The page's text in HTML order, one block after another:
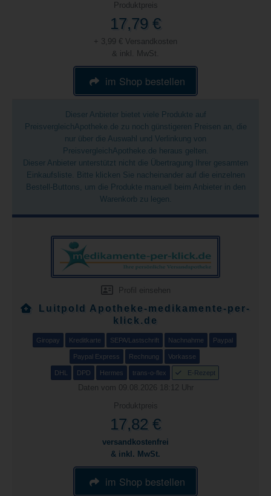
Produktpreis
17,79 €
+ 3,99 € Versandkosten
& inkl. MwSt.
im Shop bestellen
Dieser Anbieter bietet viele Produkte auf
PreisvergleichApotheke.de zu noch günstigeren Preisen an, die
nur über die Auswahl und Verlinkung von
PreisvergleichApotheke.de heraus gelten.
Dieser Anbieter unterstützt nicht die Übertragung Ihrer gesamten
Einkaufsliste. Bitte klicken Sie nacheinander auf die einzelnen
Bestell-Buttons, um die Produkte manuell beim Anbieter in den
Warenkorb zu legen.
Profil einsehen
Luitpold Apotheke-medikamente-per-
klick.de
Giropay Kreditkarte SEPA/Lastschrift Nachnahme Paypal
Paypal Express Rechnung Vorkasse
DHL DPD Hermes trans-o-flex E-Rezept
Daten vom 09.08.2026 18:12 Uhr
Produktpreis
17,82 €
versandkostenfrei
& inkl. MwSt.
im Shop bestellen